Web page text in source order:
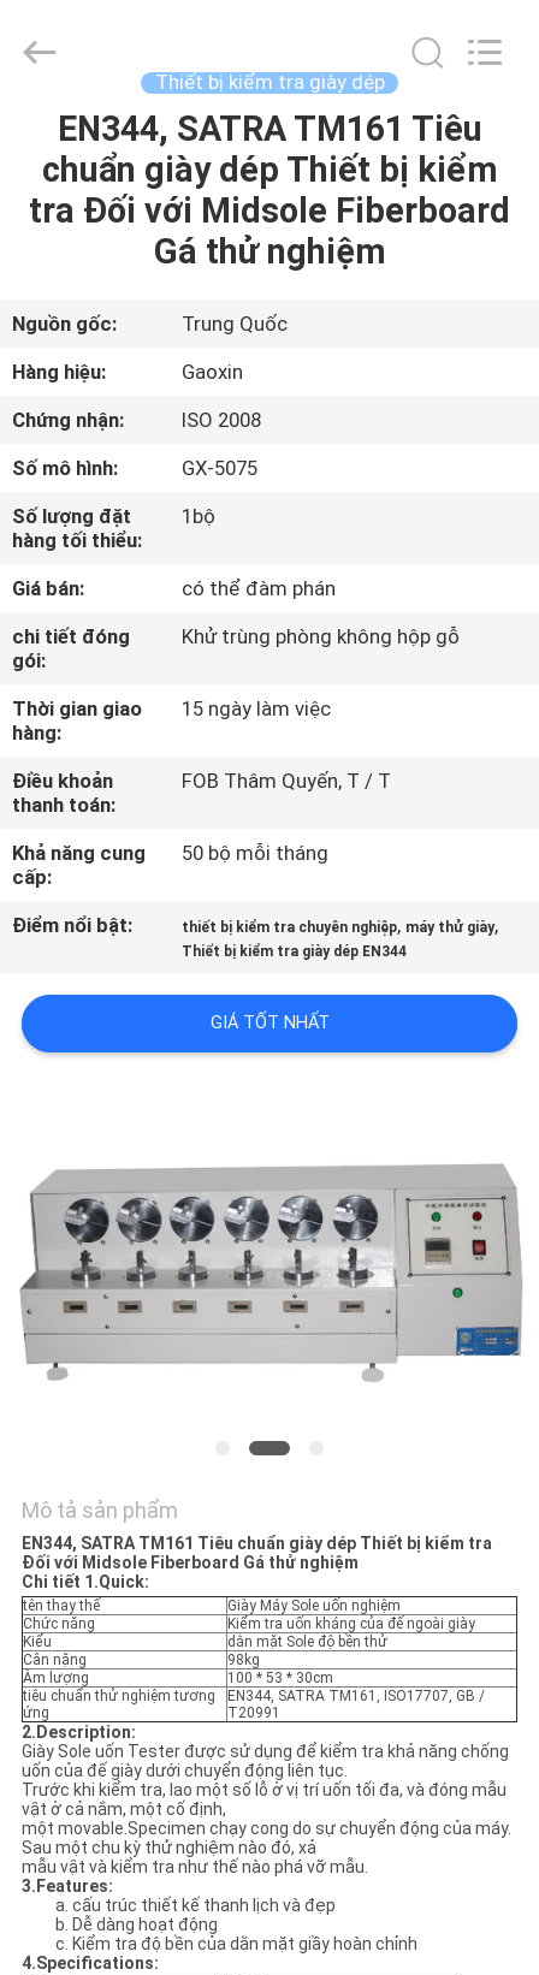
TRANG
CHỦ
PHẨM
VỀ
TÔI
THAM
QUAN
NHÀ
KIỂM
SOÁT
CHẤT
LƯỢNG
HỆ
CHÚNG
TIN
TỨC
YÊU
CẦU
BÁO
ĐỒ
TRANG
WEB
PRIVACY
POLICY
Ltd.，.
Thiết bị kiểm tra giày dép
EN344, SATRA TM161 Tiêu
chuẩn giày dép Thiết bị kiểm
tra Đối với Midsole Fiberboard
Gá thử nghiệm
Nguồn gốc:
Trung Quốc
Hàng hiệu:
Gaoxin
Chứng nhận:
ISO 2008
Số mô hình:
GX-5075
Số lượng đặt
hàng tối thiểu:
1bộ
Giá bán:
có thể đàm phán
chi tiết đóng
gói:
Khử trùng phòng không hộp gỗ
Thời gian giao
hàng:
15 ngày làm việc
Điều khoản
thanh toán:
FOB Thâm Quyến, T / T
Khả năng cung
cấp:
50 bộ mỗi tháng
Điểm nổi bật: thiết bị kiểm tra chuyên nghiệp, máy thử giày,
Thiết bị kiểm tra giày dép EN344
GIÁ TỐT NHẤT
Mô tả sản phẩm
EN344, SATRA TM161 Tiêu chuẩn giày dép Thiết bị kiểm tra
Đối với Midsole Fiberboard Gá thử nghiệm
Chi tiết 1.Quick:
tên thay thế
Giày Máy Sole uốn nghiệm
Chức năng
Kiểm tra uốn kháng của đế ngoài giày
Kiểu
dằn mặt Sole độ bền thử
Cân nặng
98kg
Âm lượng
100 * 53 * 30cm
tiêu chuẩn thử nghiệm tương
ứng
EN344, SATRA TM161, ISO17707, GB /
T20991
2.Description:
Giày Sole uốn Tester được sử dụng để kiểm tra khả năng chống
uốn của đế giày dưới chuyển động liên tục.
Trước khi kiểm tra, lao một số lỗ ở vị trí uốn tối đa, và đóng mẫu
vật ở cả nắm, một cố định,
một movable.Specimen chạy cong do sự chuyển động của máy.
Sau một chu kỳ thử nghiệm nào đó, xả
mẫu vật và kiểm tra như thế nào phá vỡ mẫu.
3.Features:
a. cấu trúc thiết kế thanh lịch và đẹp
b. Dễ dàng hoạt động
c. Kiểm tra độ bền của dằn mặt giầy hoàn chỉnh
4.Specifications: